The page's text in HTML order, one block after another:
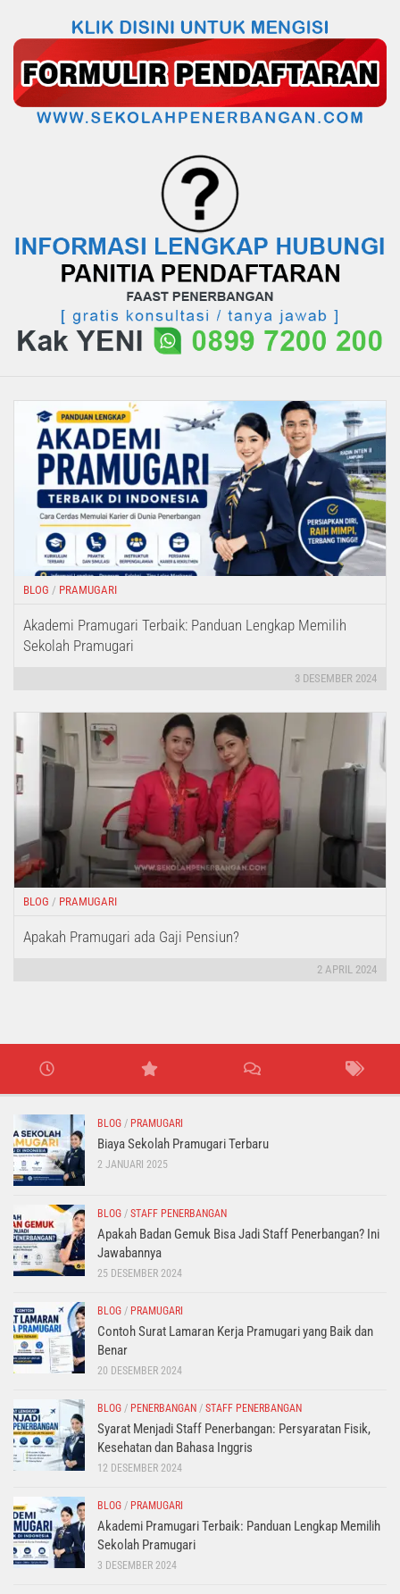
BLOG / PRAMUGARI
Akademi Pramugari Terbaik: Panduan Lengkap Memilih
Sekolah Pramugari
3 DESEMBER 2024
BLOG / PRAMUGARI
Apakah Pramugari ada Gaji Pensiun?
2 APRIL 2024
BLOG / PRAMUGARI
Biaya Sekolah Pramugari Terbaru
2 JANUARI 2025
BLOG / STAFF PENERBANGAN
Apakah Badan Gemuk Bisa Jadi Staff Penerbangan? Ini
Jawabannya
25 DESEMBER 2024
BLOG / PRAMUGARI
Contoh Surat Lamaran Kerja Pramugari yang Baik dan
Benar
20 DESEMBER 2024
BLOG / PENERBANGAN / STAFF PENERBANGAN
Syarat Menjadi Staff Penerbangan: Persyaratan Fisik,
Kesehatan dan Bahasa Inggris
12 DESEMBER 2024
BLOG / PRAMUGARI
Akademi Pramugari Terbaik: Panduan Lengkap Memilih
Sekolah Pramugari
3 DESEMBER 2024